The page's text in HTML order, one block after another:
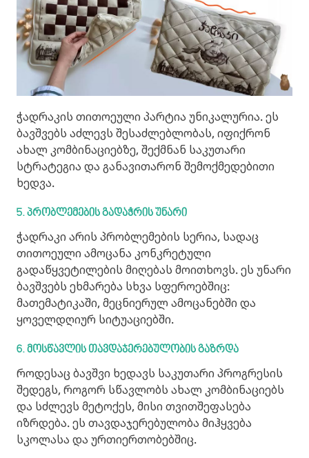
ჭადრაკის თითოეული პარტია უნიკალურია. ეს
ბავშვებს აძლევს შესაძლებლობას, იფიქრონ
ახალ კომბინაციებზე, შექმნან საკუთარი
სტრატეგია და განავითარონ შემოქმედებითი
ხედვა.
5. პრობლემებისგადაჭრის უნარი
ჭადრაკი არის პრობლემების სერია, სადაც
თითოეული ამოცანა კონკრეტული
გადაწყვეტილების მიღებას მოითხოვს. ეს უნარი
ბავშვებს ეხმარება სხვა სფეროებშიც:
მათემატიკაში, მეცნიერულ ამოცანებში და
ყოველდღიურ სიტუაციებში.
6. მოსწავლის თავდაჯერებულობისგაზრდა
როდესაც ბავშვი ხედავს საკუთარი პროგრესის
შედეგს, როგორ სწავლობს ახალ კომბინაციებს
და სძლევს მეტოქეს, მისი თვითშეფასება
იზრდება. ეს თავდაჯერებულობა მიჰყვება
სკოლასა და ურთიერთობებშიც.